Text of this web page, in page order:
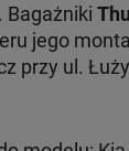
Bagażniki
jego
przy ul.